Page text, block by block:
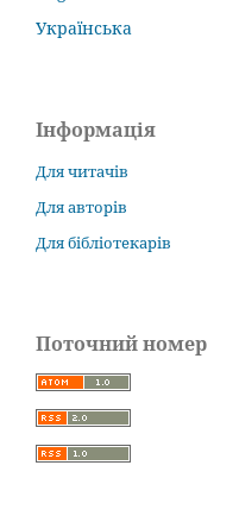
Українська
Інформація
Для читачів
Для авторів
Для бібліотекарів
Поточний номер